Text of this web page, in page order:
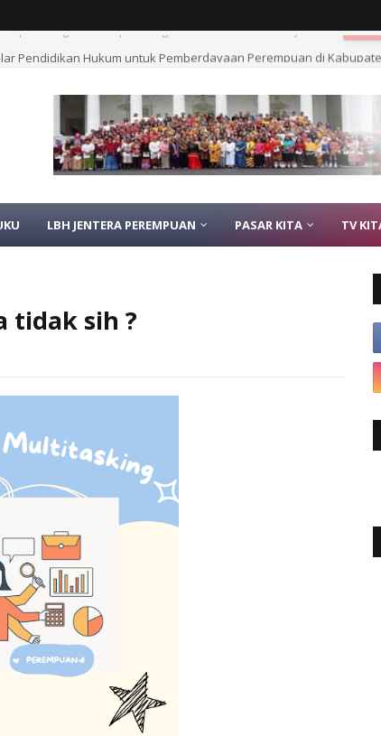
Pendidikan Hukum untuk Pemberdayaan Perempuan di
LBH JENTERA PEREMPUAN PASAR KITA TV
tidak sih ?